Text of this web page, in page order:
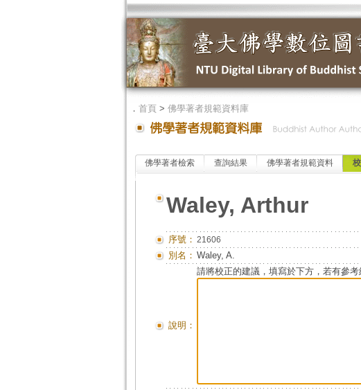
． 首頁> 佛學著者規範資料庫
佛學著者檢索 查詢結果 佛學著者規範資料
Waley, Arthur
序號： 21606
別名： Waley, A.
說明：
請將校正的建議，填寫於下方，若有參考